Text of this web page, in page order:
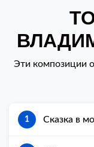
Эти композиции
1 Сказка в